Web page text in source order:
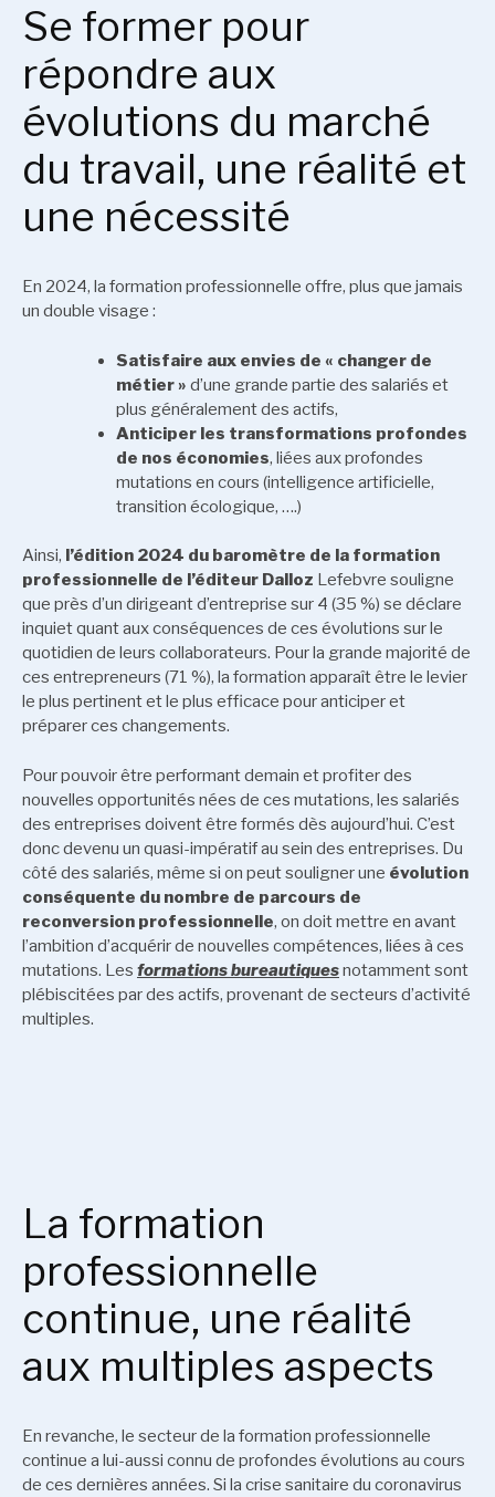
Se former pour
répondre aux
évolutions du marché
du travail, une réalité et
une nécessité
En 2024, la formation professionnelle offre, plus que jamais
un double visage :
Satisfaire aux envies de « changer de
métier » d’une grande partie des salariés et
plus généralement des actifs,
Anticiper les transformations profondes
de nos économies, liées aux profondes
mutations en cours (intelligence artificielle,
transition écologique, ….)
Ainsi, l’édition 2024 du baromètre de la formation
professionnelle de l’éditeur Dalloz Lefebvre souligne
que près d’un dirigeant d’entreprise sur 4 (35 %) se déclare
inquiet quant aux conséquences de ces évolutions sur le
quotidien de leurs collaborateurs. Pour la grande majorité de
ces entrepreneurs (71 %), la formation apparaît être le levier
le plus pertinent et le plus efficace pour anticiper et
préparer ces changements.
Pour pouvoir être performant demain et profiter des
nouvelles opportunités nées de ces mutations, les salariés
des entreprises doivent être formés dès aujourd’hui. C’est
donc devenu un quasi-impératif au sein des entreprises. Du
côté des salariés, même si on peut souligner une évolution
conséquente du nombre de parcours de
reconversion professionnelle, on doit mettre en avant
l’ambition d’acquérir de nouvelles compétences, liées à ces
mutations. Les formations bureautiquesnotamment sont
plébiscitées par des actifs, provenant de secteurs d’activité
multiples.
La formation
professionnelle
continue, une réalité
aux multiples aspects
En revanche, le secteur de la formation professionnelle
continue a lui-aussi connu de profondes évolutions au cours
de ces dernières années. Si la crise sanitaire du coronavirus